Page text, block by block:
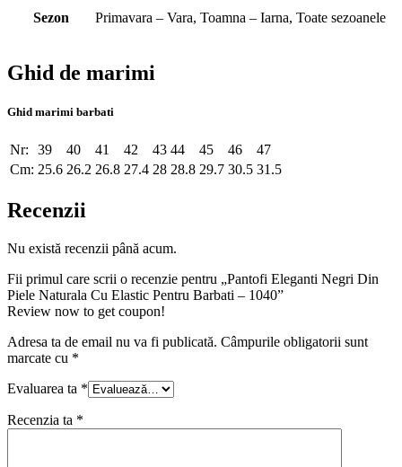
Sezon Primavara – Vara, Toamna – Iarna, Toate sezoanele
Ghid de marimi
Ghid marimi barbati
Nr: 39 40 41 42 43 44 45 46
47
Cm: 25.6 26.2 26.8 27.4 28 28.8 29.7 30.5 31.5
Recenzii
Nu există recenzii până acum.
Fii primul care scrii o recenzie pentru „Pantofi Eleganti Negri Din
Piele Naturala Cu Elastic Pentru Barbati – 1040”
Review now to get coupon!
Adresa ta de email nu va fi publicată. Câmpurile obligatorii sunt
marcate cu *
Evaluarea ta *
Recenzia ta *